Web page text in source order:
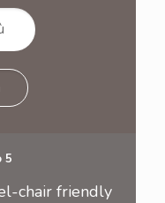
5
chair friendly